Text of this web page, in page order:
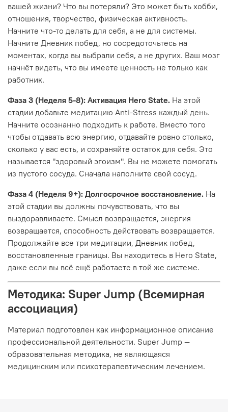
вашей жизни? Что вы потеряли? Это может быть хобби,
отношения, творчество, физическая активность.
Начните что-то делать для себя, а не для системы.
Начните Дневник побед, но сосредоточьтесь на
моментах, когда вы выбрали себя, а не других. Ваш мозг
начнёт видеть, что вы имеете ценность не только как
работник.
Фаза 3 (Неделя 5-8): Активация Hero State. На этой
стадии добавьте медитацию Anti-Stress каждый день.
Начните осознанно подходить к работе. Вместо того
чтобы отдавать всю энергию, отдавайте ровно столько,
сколько у вас есть, и сохраняйте остаток для себя. Это
называется "здоровый эгоизм". Вы не можете помогать
из пустого сосуда. Сначала наполните свой сосуд.
Фаза 4 (Неделя 9+): Долгосрочное восстановление. На
этой стадии вы должны почувствовать, что вы
выздоравливаете. Смысл возвращается, энергия
возвращается, способность действовать возвращается.
Продолжайте все три медитации, Дневник побед,
восстановленные границы. Вы находитесь в Hero State,
даже если вы всё ещё работаете в той же системе.
Методика: Super Jump (Всемирная
ассоциация)
Материал подготовлен как информационное описание
профессиональной деятельности. Super Jump —
образовательная методика, не являющаяся
медицинским или психотерапевтическим лечением.